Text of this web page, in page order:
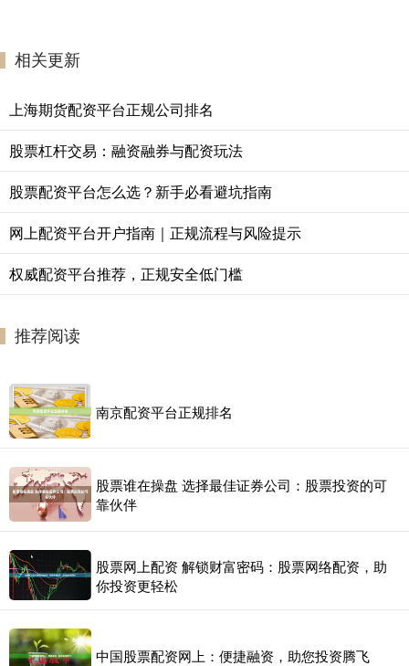
相关更新
上海期货配资平台正规公司排名
股票杠杆交易：融资融券与配资玩法
股票配资平台怎么选？新手必看避坑指南
网上配资平台开户指南｜正规流程与风险提示
权威配资平台推荐，正规安全低门槛
推荐阅读
南京配资平台正规排名
股票谁在操盘 选择最佳证券公司：股票投资的可
靠伙伴
股票网上配资 解锁财富密码：股票网络配资，助
你投资更轻松
中国股票配资网上：便捷融资，助您投资腾飞